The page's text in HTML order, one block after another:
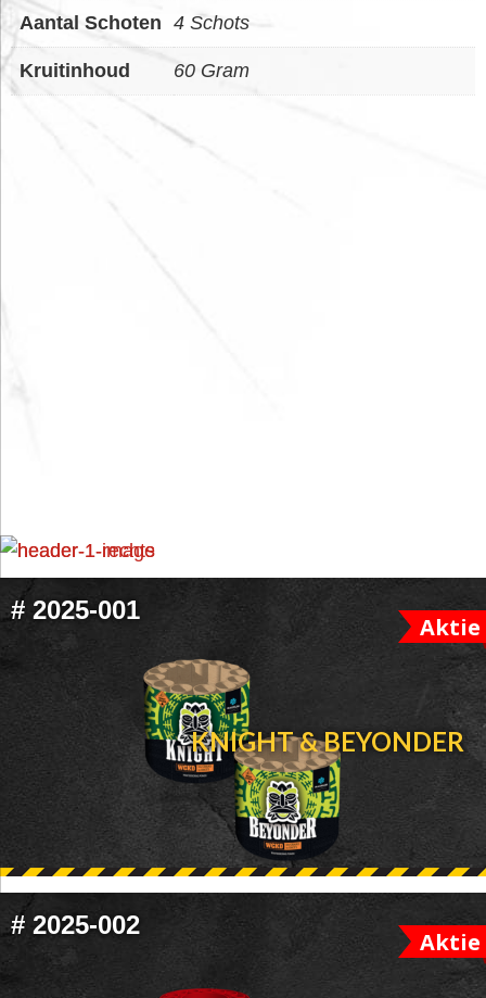
Aantal Schoten 4 Schots
Kruitinhoud 60 Gram
FOOTER
WIDGET
HEADER
# 2025-001
Aktie
KNIGHT & BEYONDER
# 2025-002
Aktie